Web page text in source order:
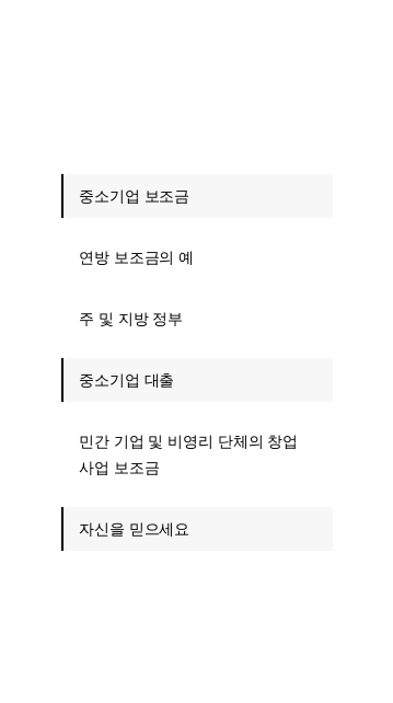
중소기업 보조금
연방 보조금의 예
주 및 지방 정부
중소기업 대출
민간 기업 및 비영리 단체의 창업
사업 보조금
자신을 믿으세요